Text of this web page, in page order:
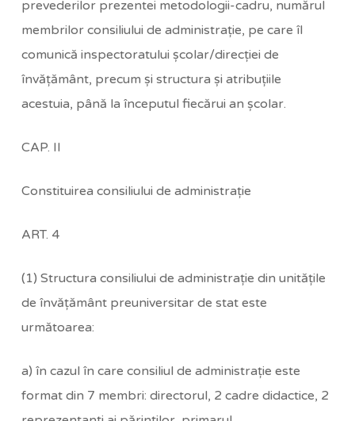
prevederilor prezentei metodologii-cadru, numărul
membrilor consiliului de administraţie, pe care îl
comunică inspectoratului şcolar/direcţiei de
învăţământ, precum şi structura şi atribuţiile
acestuia, până la începutul fiecărui an şcolar.
CAP. II
Constituirea consiliului de administraţie
ART. 4
(1) Structura consiliului de administraţie din unităţile
de învăţământ preuniversitar de stat este
următoarea:
a) în cazul în care consiliul de administraţie este
format din 7 membri: directorul, 2 cadre didactice, 2